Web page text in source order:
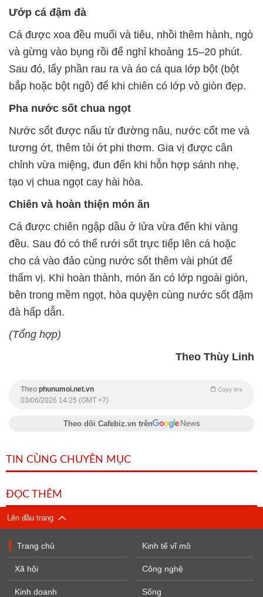
Ướp cá đậm đà
Cá được xoa đều muối và tiêu, nhồi thêm hành, ngò
và gừng vào bụng rồi để nghỉ khoảng 15–20 phút.
Sau đó, lấy phần rau ra và áo cá qua lớp bột (bột
bắp hoặc bột ngô) để khi chiên có lớp vỏ giòn đẹp.
Pha nước sốt chua ngọt
Nước sốt được nấu từ đường nâu, nước cốt me và
tương ớt, thêm tỏi ớt phi thơm. Gia vị được cân
chỉnh vừa miệng, đun đến khi hỗn hợp sánh nhẹ,
tạo vị chua ngọt cay hài hòa.
Chiên và hoàn thiện món ăn
Cá được chiên ngập dầu ở lửa vừa đến khi vàng
đều. Sau đó có thể rưới sốt trực tiếp lên cá hoặc
cho cá vào đảo cùng nước sốt thêm vài phút để
thấm vị. Khi hoàn thành, món ăn có lớp ngoài giòn,
bên trong mềm ngọt, hòa quyện cùng nước sốt đậm
đà hấp dẫn.
(Tổng hợp)
Theo Thùy Linh
Theo phunumoi.net.vn Copy link
03/06/2026 14:25 (GMT +7)
Theo dõi Cafebiz.vn trên
TIN CÙNG CHUYÊN MỤC
ĐỌC THÊM
Lên đầu trang
Trang chủ
Xã hội
Kinh doanh
Kinh tế vĩ mô
Công nghệ
Sống